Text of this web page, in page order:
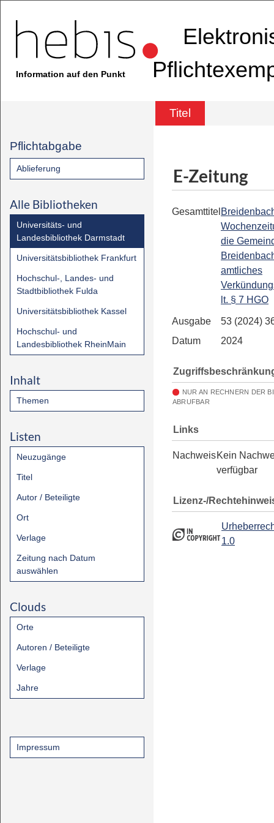
Information auf den Punkt
Titel
Pflichtabgabe
Ablieferung
Alle Bibliotheken
Universitäts- und
Landesbibliothek Darmstadt
Universitätsbibliothek Frankfurt
Hochschul-, Landes- und
Stadtbibliothek Fulda
Universitätsbibliothek Kassel
Hochschul- und
Landesbibliothek RheinMain
Inhalt
Themen
Listen
Neuzugänge
Titel
Autor / Beteiligte
Ort
Verlage
Zeitung nach Datum
auswählen
Clouds
Orte
Autoren / Beteiligte
Verlage
Jahre
Impressum
E-Zeitung
Gesamttitel
die
amtliches
lt. § 7 HGO
Ausgabe
53 (2024)
Datum
2024
NUR AN RECHNERN DER
ABRUFBAR
Links
NachweisKein
verfügbar
Lizenz-/
1.0